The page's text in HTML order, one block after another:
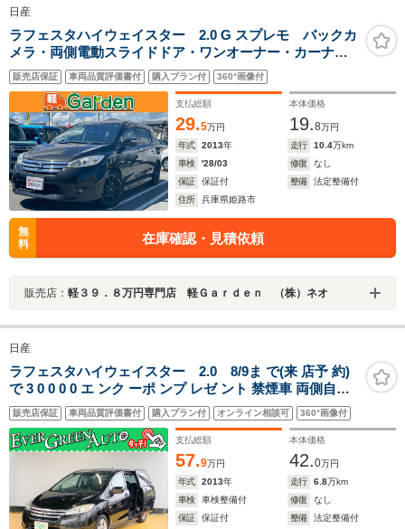
日産
ラフェスタハイウェイスター 2.0 G スプレモ バックカ
メラ・両側電動スライドドア・ワンオーナー・カーナ
ビ・Bluetooth・フルセグTV・CD/DVD再生・下取直売・
アイドリングストップ・3列シート・ベンチシート・ルー
ムクリーニング!
販売店保証 車両品質評価書付 購入プラン付 360°画像付
支払総額
29.5万円
本体価格
19.8万円
年式
2013年 走行 10.4万km
車検
'28/03 修復
なし
保証
保証付 整備
法定整備付
住所
兵庫県姫路市
無
料
在庫確認・見積依頼
販売店： 軽３９．８万円専門店 軽Ｇａｒｄｅｎ （株）ネオ
日産
ラフェスタハイウェイスター 2.0 8/9ま で(来 店予 約)
で 3 0 0 0 0 エ ンク ーポ ンプ レゼ ント 禁煙車 両側自動
ドア バックカメラ 純正SDナビ ETC CD DVD Bluetooth
フルセグ MTモード付きAT I-STOP 横滑り防止装置
販売店保証 車両品質評価書付 購入プラン付 オンライン相談可 360°画像付
支払総額
57.9万円
本体価格
42.0万円
年式
2013年 走行 6.8万km
車検
車検整備付 修復
なし
保証
保証付 整備
法定整備付